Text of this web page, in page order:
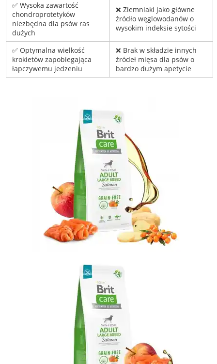
✅ Wysoka zawartość
chondroprotetyków
niezbędna dla psów ras
dużych
❌ Ziemniaki jako główne
źródło węglowodanów o
wysokim indeksie sytości
✅ Optymalna wielkość
krokietów zapobiegająca
łapczywemu jedzeniu
❌ Brak w składzie innych
źródeł mięsa dla psów o
bardzo dużym apetycie